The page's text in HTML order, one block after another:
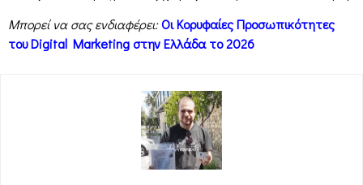
Μπορεί να σας ενδιαφέρει:Οι Κορυφαίες Προσωπικότητες
του Digital Marketing στην Ελλάδα το 2026